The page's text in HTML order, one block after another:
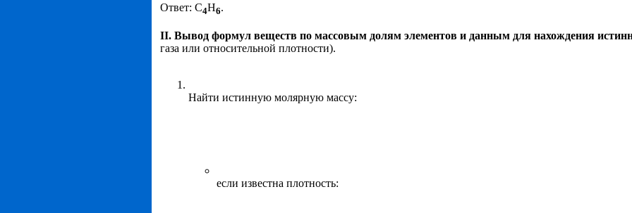
Ответ: С4Н6.
II. Вывод формул веществ по массовым долям элементов и данным для нахождения
газа или относительной плотности).
Найти истинную молярную массу:
если известна плотность: